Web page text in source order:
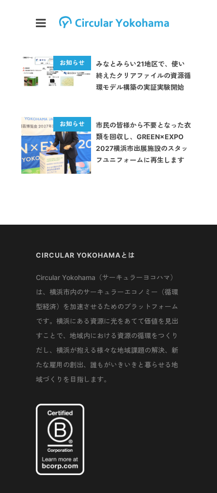
みなとみらい21地区で、使い
終えたクリアファイルの資源循
環モデル構築の実証実験開始
市民の皆様から不要となった衣
類を回収し、GREEN×EXPO
2027横浜市出展施設のスタッ
フユニフォームに再生します
CIRCULAR YOKOHAMAとは
Circular Yokohama（サーキュラーヨコハマ）
は、横浜市内のサーキュラーエコノミー（循環
型経済）を加速させるためのプラットフォーム
です。横浜にある資源に光をあてて価値を見出
すことで、地域内における資源の循環をつくり
だし、横浜が抱える様々な地域課題の解決、新
たな雇用の創出、誰もがいきいきと暮らせる地
域づくりを目指します。